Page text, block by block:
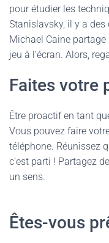
pour étudier les
Stanislavsky, il y a
Michael Caine
jeu à l’écran. Alors,
Faites votre
Être proactif en tant
Vous pouvez faire
téléphone. Réunissez
c’est parti ! Partagez
un sens.
Êtes-vous